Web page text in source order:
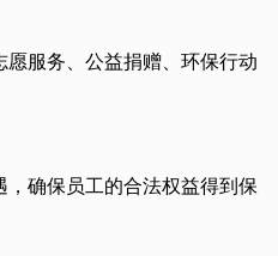
服务、公益捐赠、环保行动
确保员工的合法权益得到保